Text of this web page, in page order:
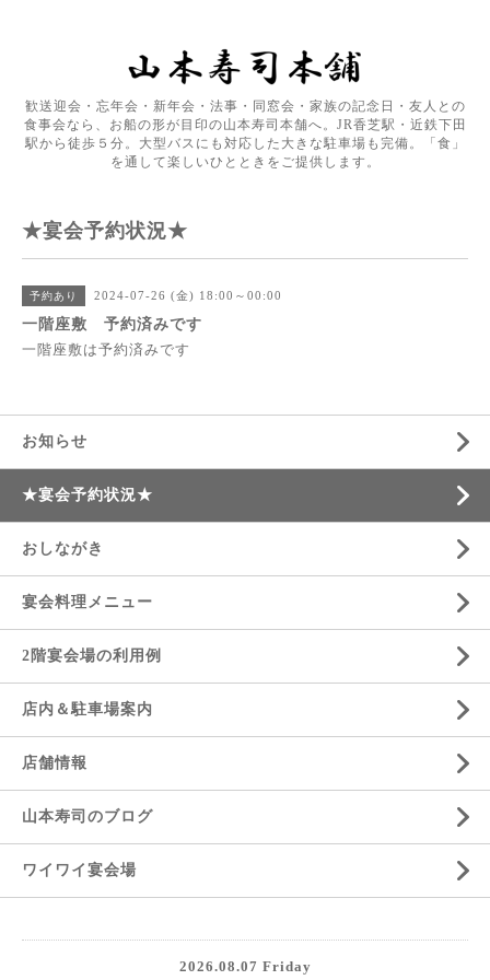
歓送迎会・忘年会・新年会・法事・同窓会・家族の記念日・友人との
食事会なら、お船の形が目印の山本寿司本舗へ。JR香芝駅・近鉄下田
駅から徒歩５分。大型バスにも対応した大きな駐車場も完備。「食」
を通して楽しいひとときをご提供します。
★宴会予約状況★
予約あり 2024-07-26 (金) 18:00～00:00
一階座敷 予約済みです
一階座敷は予約済みです
お知らせ
★宴会予約状況★
おしながき
宴会料理メニュー
2階宴会場の利用例
店内＆駐車場案内
店舗情報
山本寿司のブログ
ワイワイ宴会場
2026.08.07 Friday